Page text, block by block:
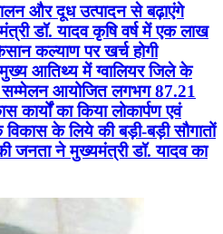
और दूध उत्पादन से बढ़ाएंगे
डॉ. यादव कृषि वर्ष में एक लाख
कल्याण पर खर्च होगी
आतिथ्य में ग्वालियर जिले के
आयोजित लगभग 87.21
कार्यों का किया लोकार्पण एवं
के लिये की बड़ी-बड़ी सौगातों
जनता ने मुख्यमंत्री डॉ. यादव का